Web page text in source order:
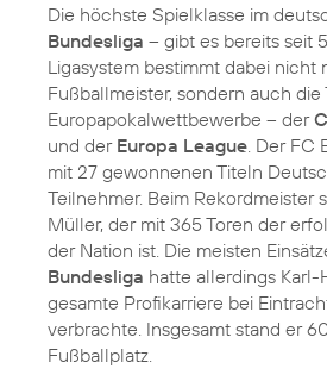
Die höchste Spielklasse im
Bundesliga – gibt es bereits seit
Ligasystem bestimmt dabei nicht
Fußballmeister, sondern auch
Europapokalwettbewerbe – der
und der Europa League . Der
mit 27 gewonnenen Titeln
Teilnehmer. Beim Rekordmeister
Müller, der mit 365 Toren der
der Nation ist. Die meisten
Bundesliga hatte allerdings Karl-
gesamte Profikarriere bei
verbrachte. Insgesamt stand er
Fußballplatz.